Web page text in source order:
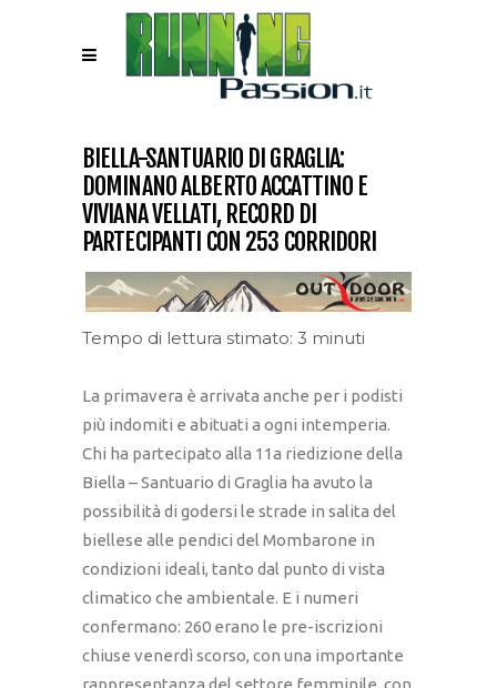
BIELLA-SANTUARIO DI GRAGLIA:
DOMINANO ALBERTO ACCATTINO E
VIVIANA VELLATI, RECORD DI
PARTECIPANTI CON 253 CORRIDORI
Tempo di lettura stimato: 3 minuti
La primavera è arrivata anche per i podisti
più indomiti e abituati a ogni intemperia.
Chi ha partecipato alla 11a riedizione della
Biella – Santuario di Graglia ha avuto la
possibilità di godersi le strade in salita del
biellese alle pendici del Mombarone in
condizioni ideali, tanto dal punto di vista
climatico che ambientale. E i numeri
confermano: 260 erano le pre-iscrizioni
chiuse venerdì scorso, con una importante